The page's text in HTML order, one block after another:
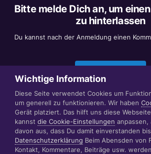
Bitte melde Dich an, um
zu hinterlassen
Du kannst nach der Anmeldung einen
Datenschutzerklärung
© 1999 - 2022 RÄBIGER
www.raebiger.pro
Powered by Invision
Wichtige Information
Diese Seite verwendet Cookies um
um generell zu funktionieren. Wir haben
Gerät platziert. Das hilft uns diese
kannst die Cookie-Einstellungen
davon aus, dass Du damit einverstanden
Datenschutzerklärung Beim Abensden von
Kontakt, Kommentare, Beiträge usw.